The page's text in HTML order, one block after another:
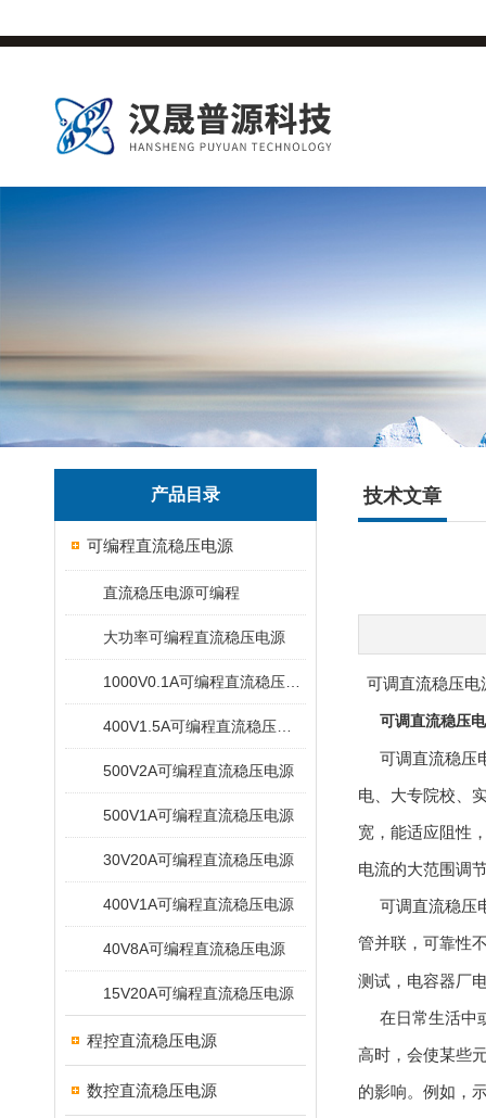
产品目录
可编程直流稳压电源
直流稳压电源可编程
大功率可编程直流稳压电源
500V2A可编程直流稳压电源
500V1A可编程直流稳压电源
30V20A可编程直流稳压电源
400V1A可编程直流稳压电源
40V8A可编程直流稳压电源
15V20A可编程直流稳压电源
程控直流稳压电源
数控直流稳压电源
技术文章
可调直流稳压电
可调直流稳压
可调直流稳压
电、大专院校、
宽，能适应阻性
电流的大范围调
可调直流稳压
管并联，可靠性
测试，电容器厂
在日常生活中
高时，会使某些
的影响。例如，